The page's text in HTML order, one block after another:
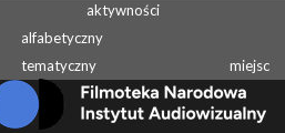
aktywności
alfabetyczny
tematyczny
miejsc